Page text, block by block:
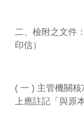
二、檢附之文件
印信）
( 一 ) 主管機關
上應註記「與原